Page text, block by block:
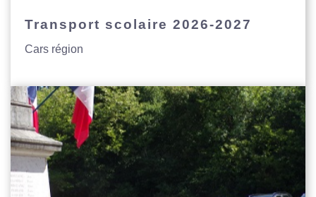
Transport scolaire 2026-2027
Cars région